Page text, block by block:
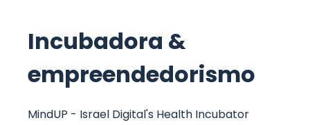
Incubadora &
empreendedorismo
MindUP - Israel Digital's Health Incubator